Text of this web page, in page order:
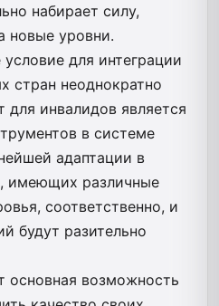
набирает силу,
новые уровни.
для интеграции
стран неоднократно
для инвалидов является
в системе
адаптации в
имеющих различные
соответственно, и
будут разительно
основная возможность